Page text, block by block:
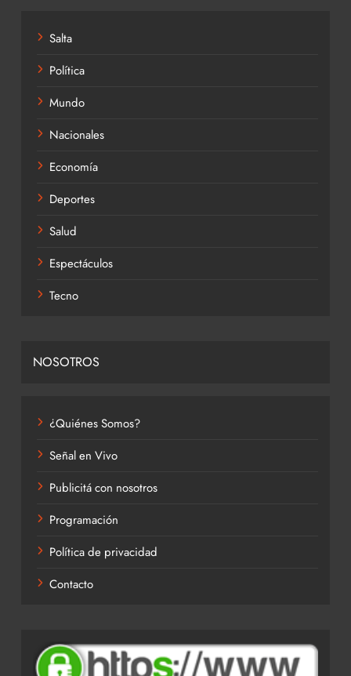
Salta
Política
Mundo
Nacionales
Economía
Deportes
Salud
Espectáculos
Tecno
NOSOTROS
¿Quiénes Somos?
Señal en Vivo
Publicitá con nosotros
Programación
Política de privacidad
Contacto